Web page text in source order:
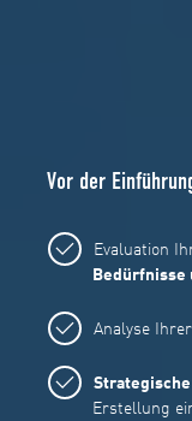
Vor der
Evaluation
Bedürfnisse
Analyse
Erstellung